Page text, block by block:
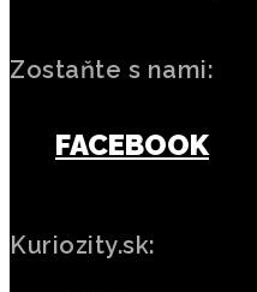
Zostaňte s nami:
FACEBOOK
Kuriozity.sk: